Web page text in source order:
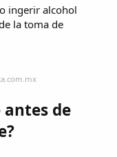
ingerir alcohol
la toma de
antes de